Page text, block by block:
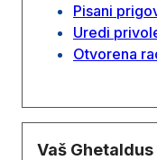
Pisani
Uredi
Otvorena
Vaš Ghetaldus